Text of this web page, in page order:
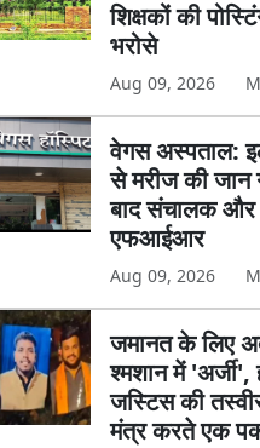
शिक्षकों की
भरोसे
Aug 09, 2026
वेगस अस्पताल:
से मरीज की जान
बाद संचालक और
एफआईआर
Aug 09, 2026
जमानत के लिए
श्मशान में 'अर्जी',
जस्टिस की
मंत्र करते एक